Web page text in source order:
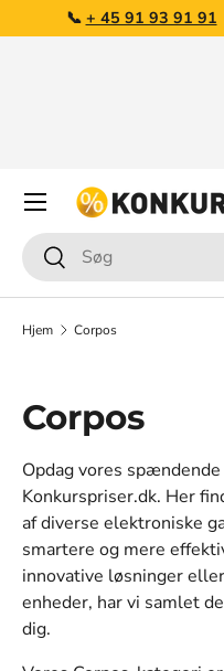
Gå til indhold
📞 + 45 91 93 91 91
Søg
Søg
Menu
Hjem Corpos
Corpos
Opdag vores
Konkurspriser.dk. Her
af diverse elektroniske
smartere og mere
innovative løsninger
enheder, har vi samlet
dig.